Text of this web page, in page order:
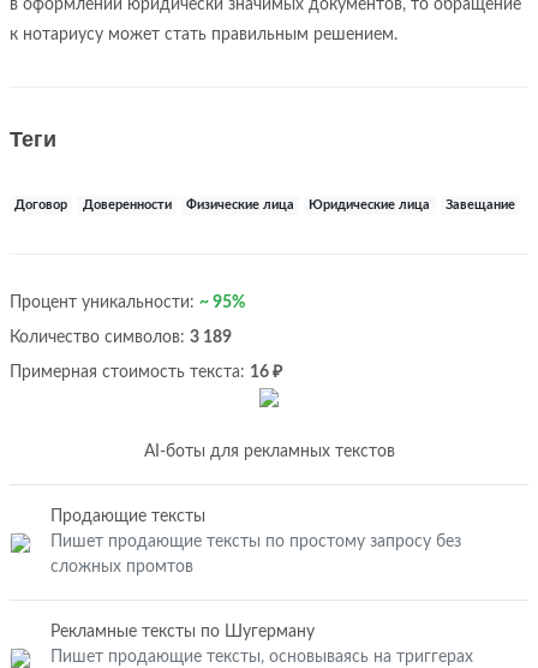
в оформлении юридически значимых документов, то обращение
к нотариусу может стать правильным решением.
Теги
Договор Доверенности Физические лица Юридические лица Завещание
Процент уникальности: ~ 95%
Количество символов: 3 189
Примерная стоимость текста: 16 ₽
AI-боты для рекламных текстов
Продающие тексты
Пишет продающие тексты по простому запросу без
сложных промтов
Рекламные тексты по Шугерману
Пишет продающие тексты, основываясь на триггерах